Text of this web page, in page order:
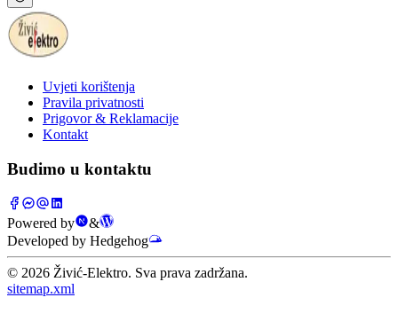
Uvjeti korištenja
Pravila privatnosti
Prigovor & Reklamacije
Kontakt
Budimo u kontaktu
Powered by
&
Developed by Hedgehog
© 2026 Živić-Elektro. Sva prava zadržana.
sitemap.xml